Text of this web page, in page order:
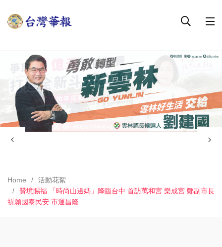
Home
活動花絮
贊境賜福 「時尚山邊媽」降臨台中 首訪萬和宮 樂成宮 鄭副市長
祈願國泰民安 市運昌隆